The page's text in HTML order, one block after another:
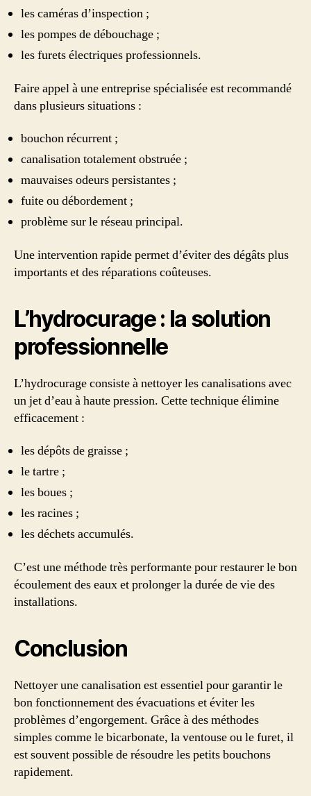
les caméras d’inspection ;
les pompes de débouchage ;
les furets électriques professionnels.
Faire appel à une entreprise spécialisée est recommandé
dans plusieurs situations :
bouchon récurrent ;
canalisation totalement obstruée ;
mauvaises odeurs persistantes ;
fuite ou débordement ;
problème sur le réseau principal.
Une intervention rapide permet d’éviter des dégâts plus
importants et des réparations coûteuses.
L’hydrocurage : la solution
professionnelle
L’hydrocurage consiste à nettoyer les canalisations avec
un jet d’eau à haute pression. Cette technique élimine
efficacement :
les dépôts de graisse ;
le tartre ;
les boues ;
les racines ;
les déchets accumulés.
C’est une méthode très performante pour restaurer le bon
écoulement des eaux et prolonger la durée de vie des
installations.
Conclusion
Nettoyer une canalisation est essentiel pour garantir le
bon fonctionnement des évacuations et éviter les
problèmes d’engorgement. Grâce à des méthodes
simples comme le bicarbonate, la ventouse ou le furet, il
est souvent possible de résoudre les petits bouchons
rapidement.